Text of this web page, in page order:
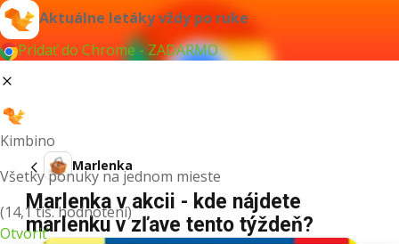
Aktuálne letáky vždy po ruke
Pridať do Chrome - ZADARMO
Kimbino
Všetky ponuky na jednom mieste
(14,1 tis. hodnotení)
Otvoriť
Marlenka
Marlenka v akcii - kde nájdete
marlenku v zľave tento týždeň?